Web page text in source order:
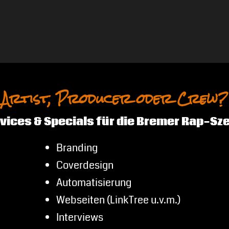
Artist, Producer oder Crew?
& Specials für die Bremer Rap-
Branding
Coverdesign
Automatisierung
Webseiten (LinkTree u.v.m.)
Interviews